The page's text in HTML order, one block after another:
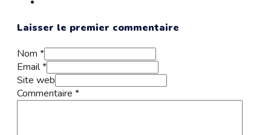
Laisser le premier commentaire
Nom *
Email *
Site web
Commentaire *